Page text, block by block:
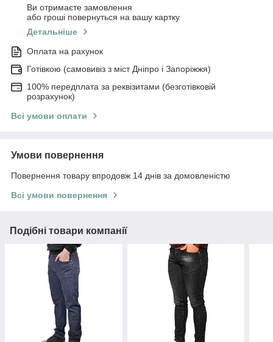
Ви отримаєте замовлення
або гроші повернуться на вашу картку
Детальніше
Оплата на рахунок
Готівкою (самовивіз з міст Дніпро і Запоріжжя)
100% передплата за реквізитами (безготівковій
розрахунок)
Всі умови оплати
Умови повернення
Повернення товару впродовж 14 днів за домовленістю
Всі умови повернення
Подібні товари компанії